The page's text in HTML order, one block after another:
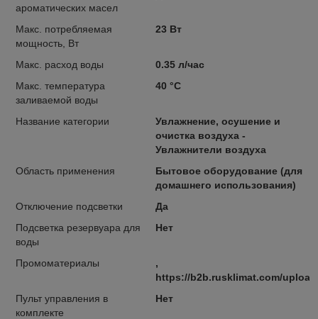
ароматических масел
Макс. потребляемая
мощность, Вт
23 Вт
Макс. расход воды
0.35 л/час
Макс. температура
заливаемой воды
40 °С
Название категории
Увлажнение, осушение и
очистка воздуха -
Увлажнители воздуха
Область применения
Бытовое оборудование (для
домашнего использования)
Отключение подсветки
Да
Подсветка резервуара для
воды
Нет
Промоматериалы
,
https://b2b.rusklimat.com/
Пульт управления в
комплекте
Нет